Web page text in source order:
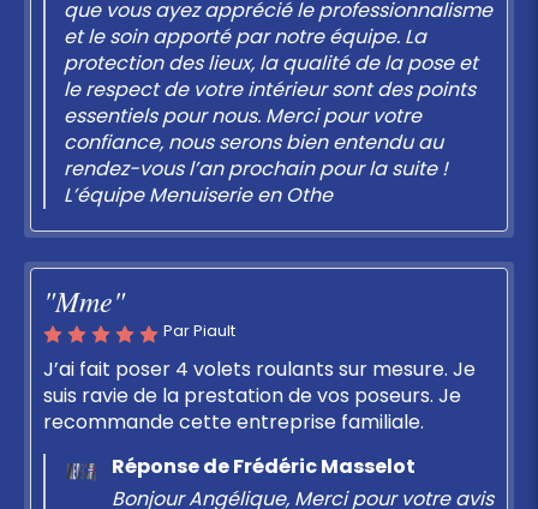
que vous ayez apprécié le professionnalisme
et le soin apporté par notre équipe. La
protection des lieux, la qualité de la pose et
le respect de votre intérieur sont des points
essentiels pour nous. Merci pour votre
confiance, nous serons bien entendu au
rendez-vous l’an prochain pour la suite !
L’équipe Menuiserie en Othe
"Mme"
Par Piault
J’ai fait poser 4 volets roulants sur mesure. Je
suis ravie de la prestation de vos poseurs. Je
recommande cette entreprise familiale.
Réponse de Frédéric Masselot
Bonjour Angélique, Merci pour votre avis